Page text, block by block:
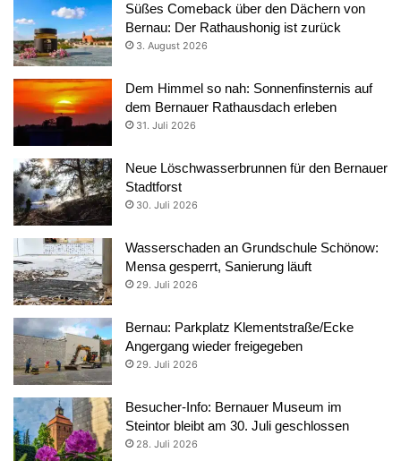
Süßes Comeback über den Dächern von
Bernau: Der Rathaushonig ist zurück
3. August 2026
Dem Himmel so nah: Sonnenfinsternis auf
dem Bernauer Rathausdach erleben
31. Juli 2026
Neue Löschwasserbrunnen für den Bernauer
Stadtforst
30. Juli 2026
Wasserschaden an Grundschule Schönow:
Mensa gesperrt, Sanierung läuft
29. Juli 2026
Bernau: Parkplatz Klementstraße/Ecke
Angergang wieder freigegeben
29. Juli 2026
Besucher-Info: Bernauer Museum im
Steintor bleibt am 30. Juli geschlossen
28. Juli 2026